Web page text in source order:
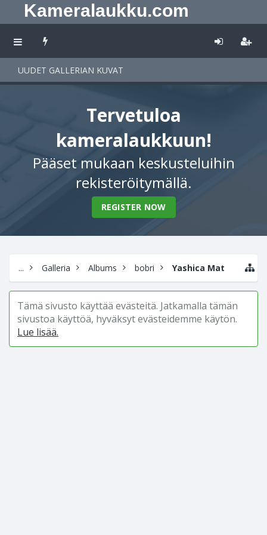
Kameralaukku.com
UUDET GALLERIAN KUVAT
Tervetuloa
kameralaukkuun!
Pääset mukaan keskusteluihin
rekisteröitymällä.
REGISTER NOW
... Galleria Albums bobri Yashica Mat
Tämä sivusto käyttää evästeitä. Jatkamalla tämän
sivustoa käyttöä, hyväksyt evästeidemme käytön.
Lue lisää.